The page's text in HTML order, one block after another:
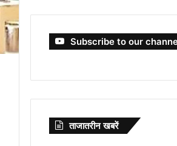
Subscribe to our
ताजातरीन खबरें